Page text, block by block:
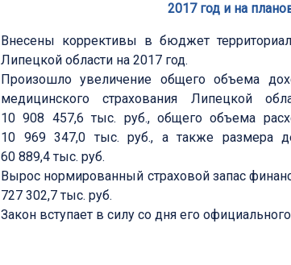
2017 год и на
Внесены коррективы в бюджет
Липецкой области на 2017 год.
Произошло увеличение общего объема
медицинского страхования
10 908 457,6 тыс. руб., общего объема
10 969 347,0 тыс. руб., а также
60 889,4 тыс. руб.
Вырос нормированный страховой запас
727 302,7 тыс. руб.
Закон вступает в силу со дня его